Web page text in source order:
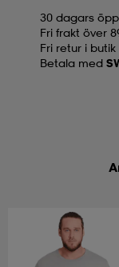
30 dagars
Fri frakt över
Fri retur i butik
Betala med